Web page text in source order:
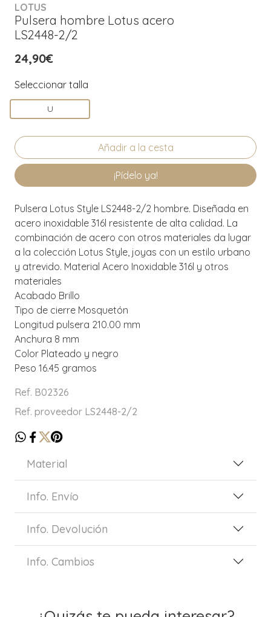
LOTUS
Pulsera hombre Lotus acero
LS2448-2/2
24,90€
Seleccionar talla
U
¡Pídelo ya!
Pulsera Lotus Style LS2448-2/2 hombre. Diseñada en
acero inoxidable 316l resistente de alta calidad. La
combinación de acero con otros materiales da lugar
a la colección Lotus Style, joyas con un estilo urbano
y atrevido. Material Acero Inoxidable 316l y otros
materiales
Acabado Brillo
Tipo de cierre Mosquetón
Longitud pulsera 210.00 mm
Anchura 8 mm
Color Plateado y negro
Peso 16.45 gramos
Ref. B02326
Ref. proveedor LS2448-2/2
Material
Info. Envío
Info. Devolución
Info. Cambios